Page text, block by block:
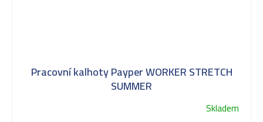
Pracovní kalhoty Payper WORKER STRETCH
SUMMER
Skladem